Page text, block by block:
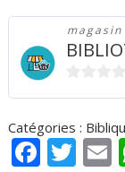
magasin
u
r
Catégories :
F T